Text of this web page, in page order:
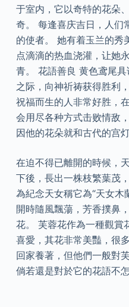
于室内，它以奇特的花朵
奇。 每逢喜庆吉日，人们
的使者。 她有着玉兰的秀
点滴滴的热血浇灌，让她
青。 花語善良 黄色鸢尾
之际，向神祈祷获得胜利
祝福而生的人非常好胜，
会用尽各种方式击败情敌
因他的花朵就和古代的宫
在迫不得已離開的時候，
下後，長出一株枝繁葉茂
為紀念天女稱它為“天女木
開時隨風飄蕩，芳香撲鼻
花。 芙蓉花作為一種觀賞
喜愛，其花非常美豔，很
回家養著，但他們一般對
倘若還是對於它的花語不